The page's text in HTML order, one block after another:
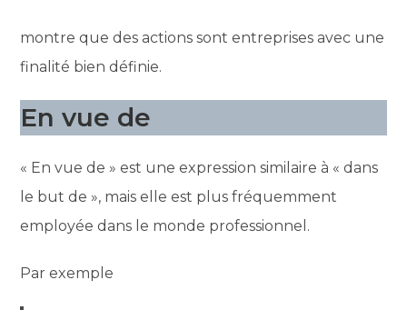
montre que des actions sont entreprises avec une
finalité bien définie.
En vue de
« En vue de » est une expression similaire à « dans
le but de », mais elle est plus fréquemment
employée dans le monde professionnel.
Par exemple